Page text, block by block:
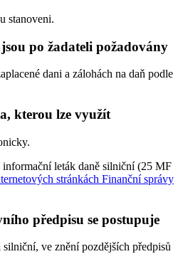
stanoveni.
po žadateli požadovány
dani a zálohách na daň podle
kterou lze využít
leták daně silniční (25 MF
stránkách Finanční správy
předpisu se postupuje
ve znění pozdějších předpisů